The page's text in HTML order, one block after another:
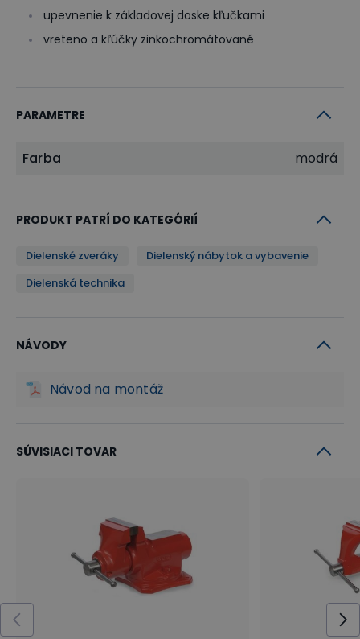
upevnenie k základovej doske kľučkami
vreteno a kľúčky zinkochromátované
PARAMETRE
Farba modrá
PRODUKT PATRÍ DO KATEGÓRIÍ
Dielenské zveráky
Dielenský nábytok a vybavenie
Dielenská technika
NÁVODY
Návod na montáž
SÚVISIACI TOVAR